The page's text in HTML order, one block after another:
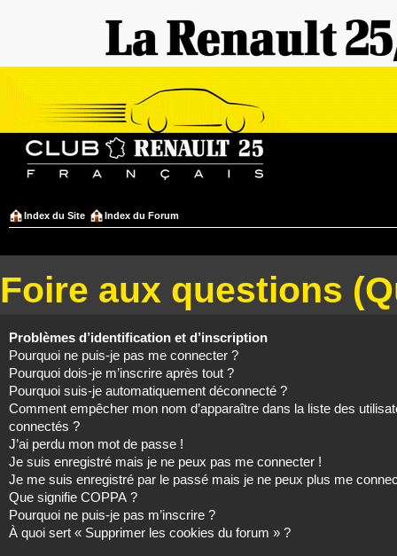
Index du Site Index du Forum
Foire aux questions
Problèmes d’identification et d’inscription
Pourquoi ne puis-je pas me connecter ?
Pourquoi dois-je m’inscrire après tout ?
Pourquoi suis-je automatiquement déconnecté ?
Comment empêcher mon nom d’apparaître dans la liste des
connectés ?
J’ai perdu mon mot de passe !
Je suis enregistré mais je ne peux pas me connecter !
Je me suis enregistré par le passé mais je ne peux plus me
Que signifie COPPA ?
Pourquoi ne puis-je pas m’inscrire ?
À quoi sert « Supprimer les cookies du forum » ?